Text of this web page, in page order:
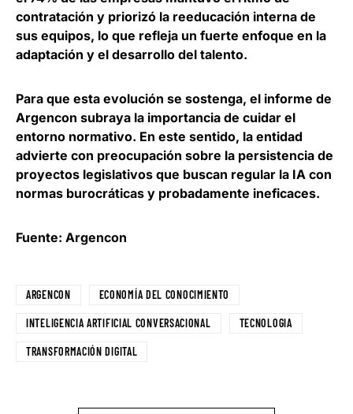
contratación y priorizó la reeducación interna de
sus equipos, lo que refleja un fuerte enfoque en la
adaptación y el desarrollo del talento.
Para que esta evolución se sostenga, el informe de
Argencon subraya la importancia de cuidar el
entorno normativo. En este sentido, la entidad
advierte con preocupación sobre la persistencia de
proyectos legislativos que buscan regular la IA con
normas burocráticas y probadamente ineficaces.
Fuente: Argencon
ARGENCON ECONOMÍA DEL CONOCIMIENTO
INTELIGENCIA ARTIFICIAL CONVERSACIONAL TECNOLOGIA
TRANSFORMACIÓN DIGITAL